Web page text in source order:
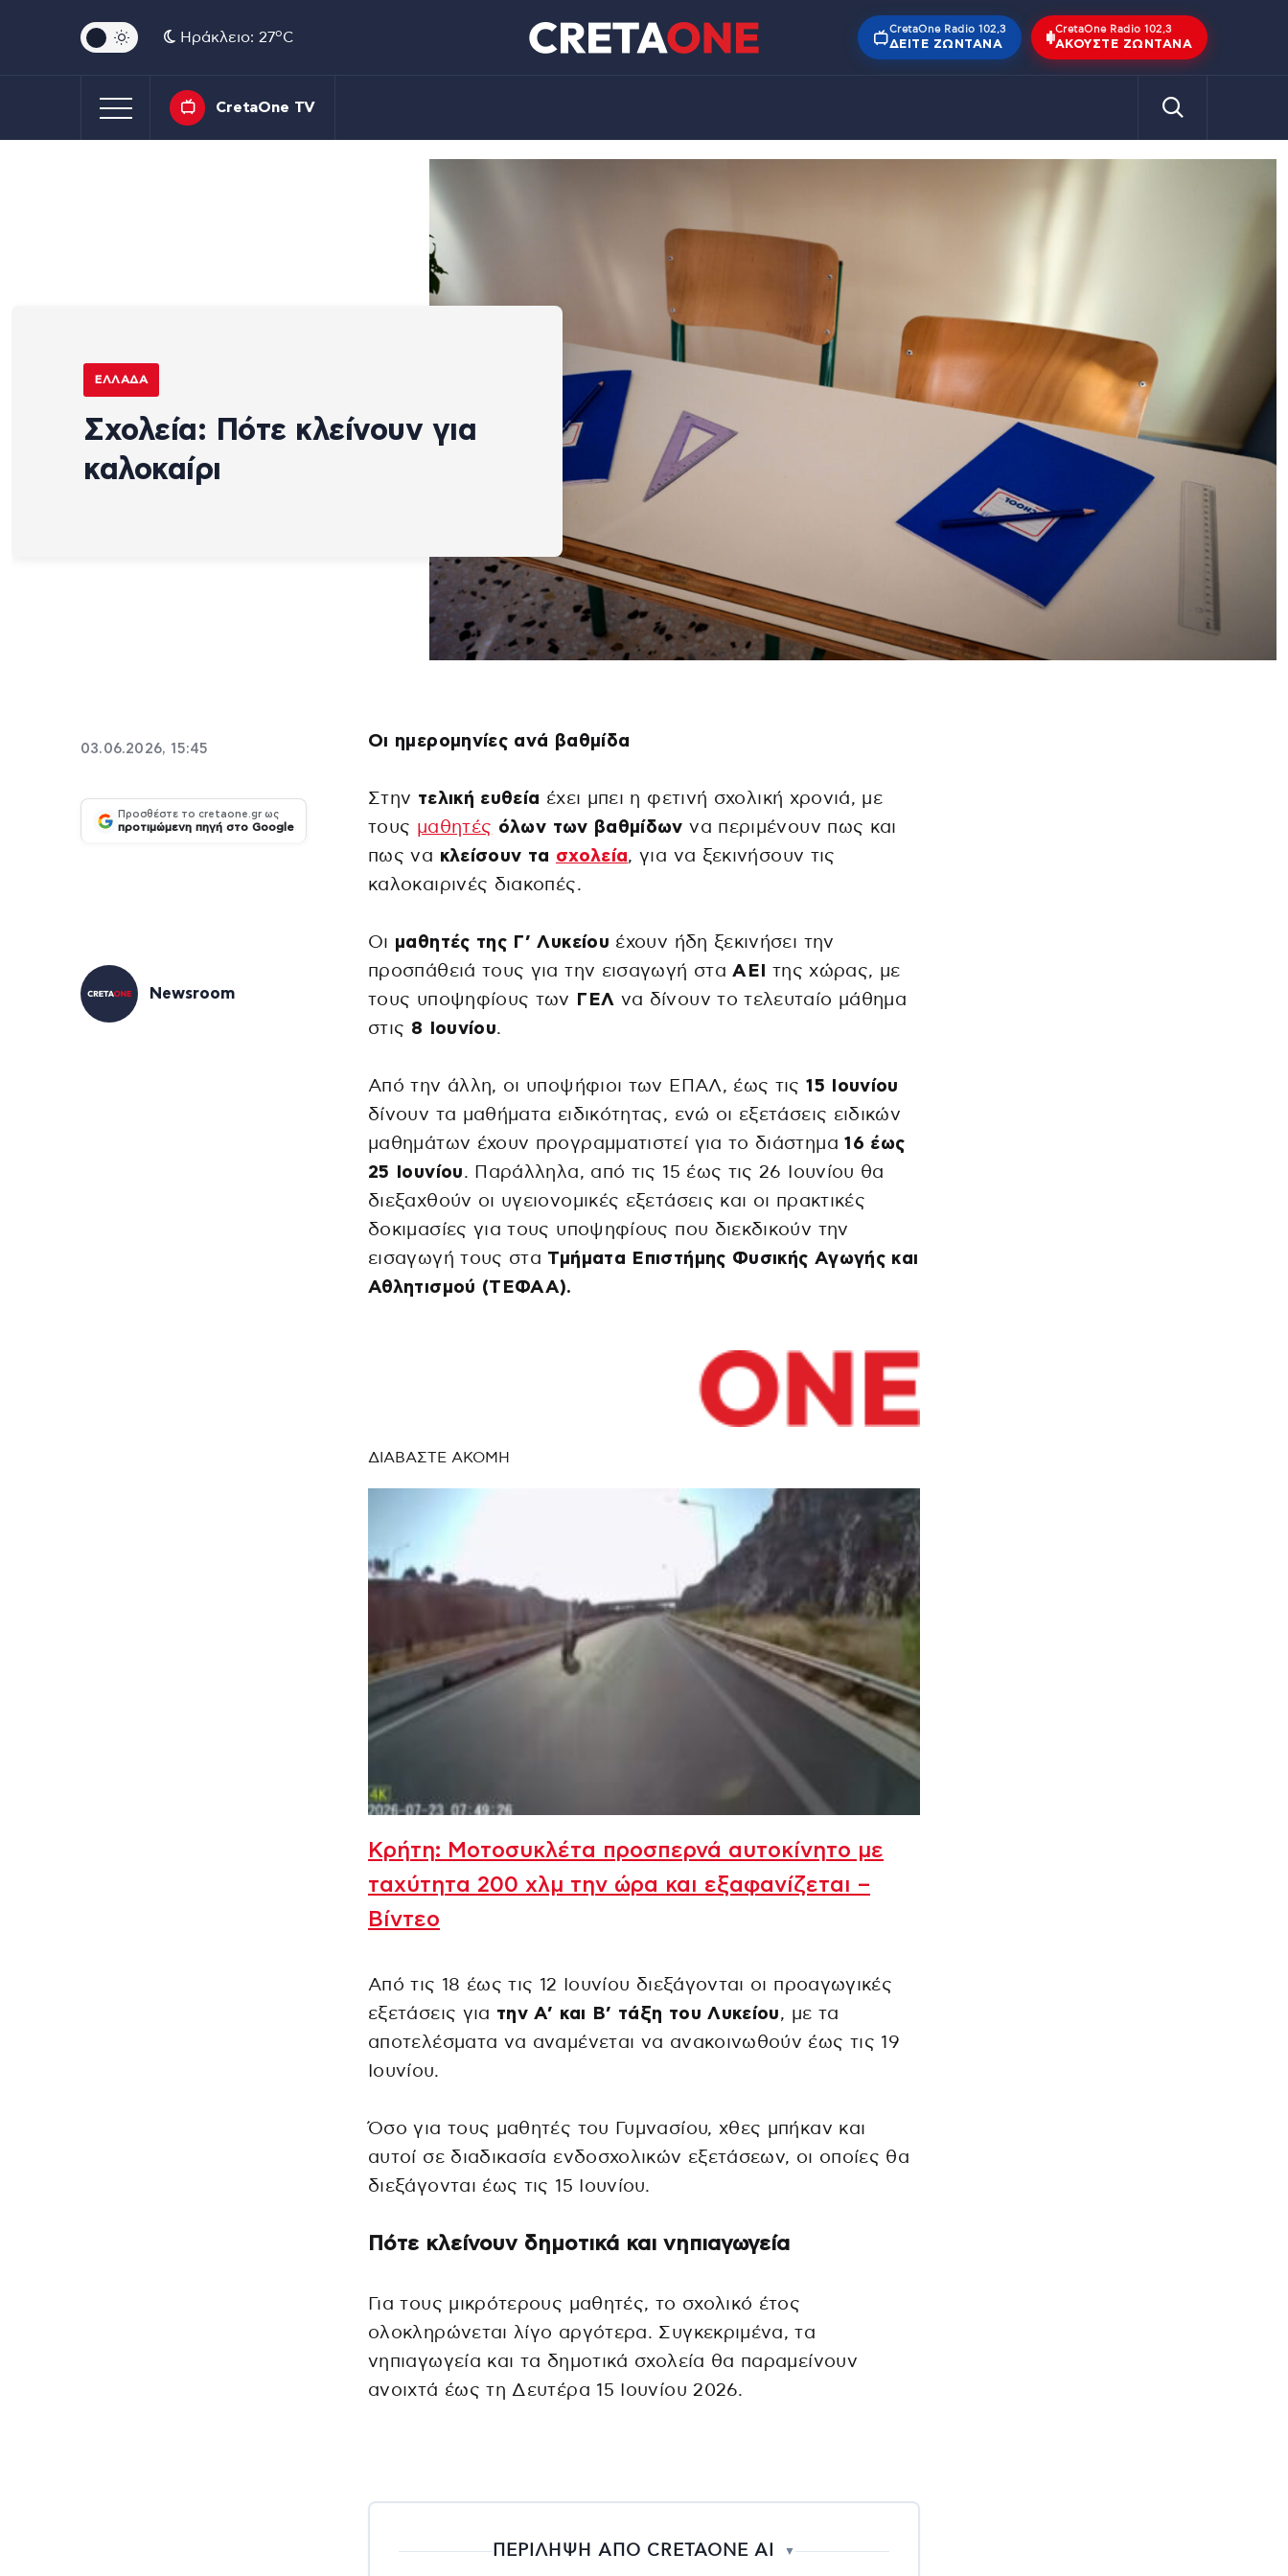
Ηράκλειο: 27oC
CretaOne Radio 102,3
ΔΕΊΤΕ ΖΩΝΤΑΝΆ
CretaOne Radio 102,3
ΑΚΟΎΣΤΕ ΖΩΝΤΑΝΆ
CretaOne TV
ΕΛΛΆΔΑ
Σχολεία: Πότε κλείνουν για
καλοκαίρι
03.06.2026, 15:45
Προσθέστε το cretaone.gr ως
προτιμώμενη πηγή στο Google
Newsroom
Οι ημερομηνίες ανά βαθμίδα
Στην τελική ευθεία έχει μπει η φετινή σχολική χρονιά, με
τους μαθητές όλων των βαθμίδων να περιμένουν πως και
πως να κλείσουν τα σχολεία, για να ξεκινήσουν τις
καλοκαιρινές διακοπές.
Οι μαθητές της Γ’ Λυκείου έχουν ήδη ξεκινήσει την
προσπάθειά τους για την εισαγωγή σταΑΕΙ
της χώρας, με
τους υποψηφίους των
ΓΕΛ να δίνουν το τελευταίο μάθημα
στις 8 Ιουνίου.
Από την άλλη, οι υποψήφιοι των ΕΠΑΛ, έως τις 15 Ιουνίου
δίνουν τα μαθήματα ειδικότητας, ενώ οι εξετάσεις ειδικών
μαθημάτων έχουν προγραμματιστεί για το διάστημα16 έως
25 Ιουνίου. Παράλληλα, από τις 15 έως τις 26 Ιουνίου θα
διεξαχθούν οι υγειονομικές εξετάσεις και οι πρακτικές
δοκιμασίες για τους υποψηφίους που διεκδικούν την
εισαγωγή τους στα Τμήματα Επιστήμης Φυσικής Αγωγής και
Αθλητισμού (ΤΕΦΑΑ).
ΔΙΑΒΑΣΤΕ ΑΚΟΜΗ
Κρήτη: Μοτοσυκλέτα προσπερνά αυτοκίνητο με
ταχύτητα 200 χλμ την ώρα και εξαφανίζεται –
Βίντεο
Από τις 18 έως τις 12 Ιουνίου διεξάγονται οι προαγωγικές
εξετάσεις για την Α’ και Β’ τάξη του Λυκείου, με τα
αποτελέσματα να αναμένεται να ανακοινωθούν έως τις 19
Ιουνίου.
Όσο για τους μαθητές του Γυμνασίου, χθες μπήκαν και
αυτοί σε διαδικασία ενδοσχολικών εξετάσεων, οι οποίες θα
διεξάγονται έως τις 15 Ιουνίου.
Πότε κλείνουν δημοτικά και νηπιαγωγεία
Για τους μικρότερους μαθητές, το σχολικό έτος
ολοκληρώνεται λίγο αργότερα. Συγκεκριμένα, τα
νηπιαγωγεία και τα δημοτικά σχολεία θα παραμείνουν
ανοιχτά έως τη Δευτέρα 15 Ιουνίου 2026.
ΠΕΡΙΛΗΨΗ ΑΠΟ CRETAONE AI ▼